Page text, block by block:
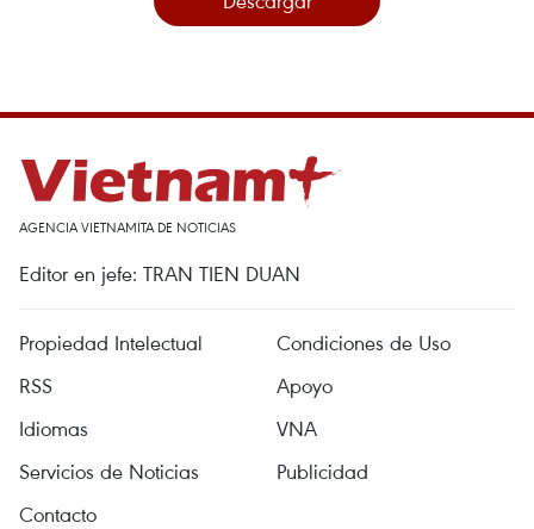
AGENCIA VIETNAMITA DE NOTICIAS
Editor en jefe: TRAN TIEN DUAN
Propiedad Intelectual
Condiciones de Uso
RSS
Apoyo
Idiomas
VNA
Servicios de Noticias
Publicidad
Contacto